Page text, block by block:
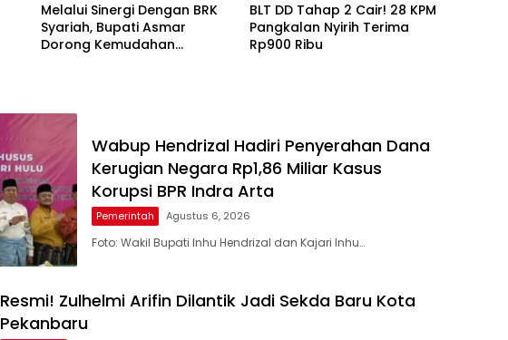
Melalui Sinergi Dengan BRK
Syariah, Bupati Asmar
Dorong Kemudahan
BLT DD Tahap 2 Cair! 28 KPM
Pangkalan Nyirih Terima
Rp900 Ribu
Wabup Hendrizal Hadiri Penyerahan Dana
Kerugian Negara Rp1,86 Miliar Kasus
Korupsi BPR Indra Arta
Pemerintah Agustus 6, 2026
Foto: Wakil Bupati Inhu Hendrizal dan Kajari Inhu…
Resmi! Zulhelmi Arifin Dilantik Jadi Sekda Baru Kota
Pekanbaru